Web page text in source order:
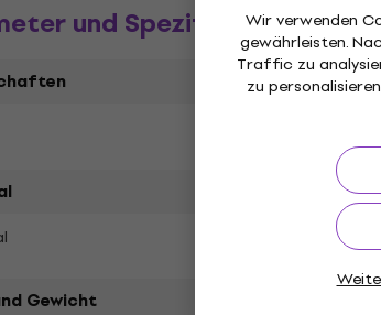
Wir verwenden
gewährleisten.
Traffic zu
zu
und Spezifikation
Gewicht